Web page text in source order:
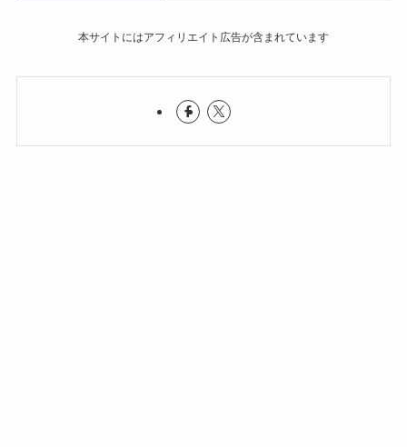
本サイトにはアフィリエイト広告が含まれています